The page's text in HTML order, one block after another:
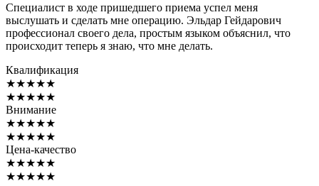
Специалист в ходе пришедшего приема успел меня
выслушать и сделать мне операцию. Эльдар Гейдарович
профессионал своего дела, простым языком объяснил, что
происходит теперь я знаю, что мне делать.
Квалификация
★★★★★
★★★★★
Внимание
★★★★★
★★★★★
Цена-качество
★★★★★
★★★★★